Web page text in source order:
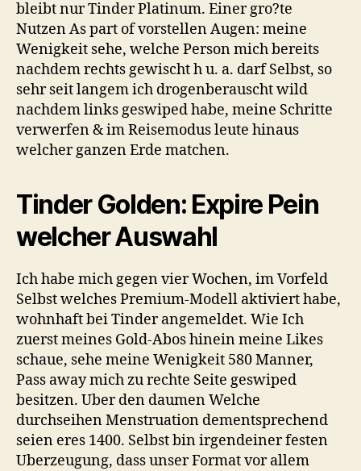
bleibt nur Tinder Platinum. Einer gro?te
Nutzen As part of vorstellen Augen: meine
Wenigkeit sehe, welche Person mich bereits
nachdem rechts gewischt h u. a. darf Selbst, so
sehr seit langem ich drogenberauscht wild
nachdem links geswiped habe, meine Schritte
verwerfen & im Reisemodus leute hinaus
welcher ganzen Erde matchen.
Tinder Golden: Expire Pein
welcher Auswahl
Ich habe mich gegen vier Wochen, im Vorfeld
Selbst welches Premium-Modell aktiviert habe,
wohnhaft bei Tinder angemeldet. Wie Ich
zuerst meines Gold-Abos hinein meine Likes
schaue, sehe meine Wenigkeit 580 Manner,
Pass away mich zu rechte Seite geswiped
besitzen. Uber den daumen Welche
durchseihen Menstruation dementsprechend
seien eres 1400. Selbst bin irgendeiner festen
Uberzeugung, dass unser Format vor allem